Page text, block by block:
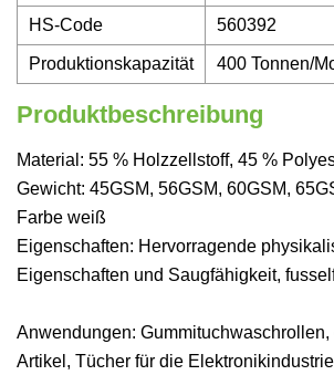
HS-Code 560392
Produktionskapazität 400 Tonnen/
Produktbeschreibung
Material: 55 % Holzzellstoff, 45 %
Gewicht: 45GSM, 56GSM, 60GSM,
Farbe weiß
Eigenschaften: Hervorragende
Eigenschaften und Saugfähigkeit,
Anwendungen:
Artikel, Tücher für die